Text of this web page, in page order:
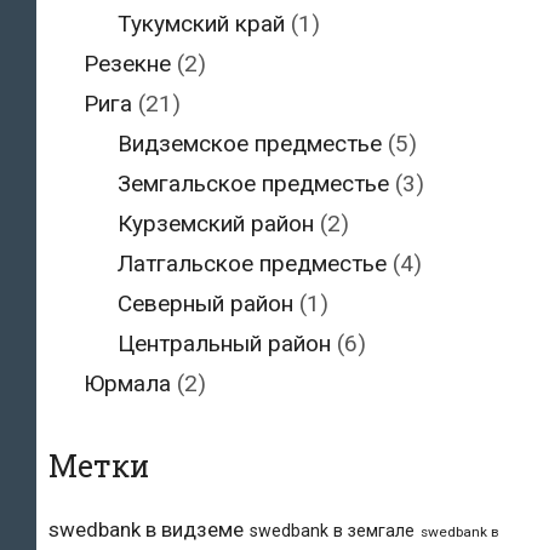
Тукумский край (1)
Резекне(2)
Рига (21)
Видземское предместье (5)
Земгальское предместье (3)
Курземский район (2)
Латгальское предместье (4)
Северный район (1)
Центральный район (6)
Юрмала (2)
Метки
swedbank в видземе swedbank в земгале swedbank в